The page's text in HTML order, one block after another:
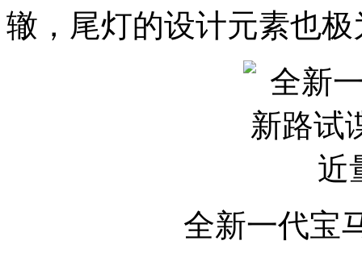
辙，尾灯的设计元素也
全新一代宝